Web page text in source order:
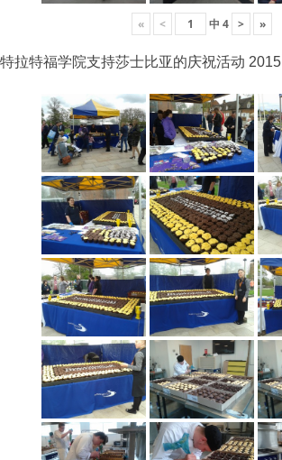
« < 中 4 > »
拉特福学院支持莎士比亚的庆祝活动 2015